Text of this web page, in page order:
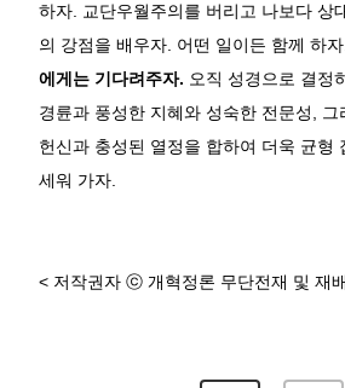
하자
교단우월주의를 버리고 나보다 상
의 강점을 배우자 어떤 일이든 함께 하자
에게는 기다려주자. 오직 성경으로 결정
경륜과 풍성한 지혜와 성숙한 전문성
그
헌신과 충성된 열정을 합하여 더욱 균형
세워 가자
< 저작권자 ⓒ 개혁정론 무단전재 및 재